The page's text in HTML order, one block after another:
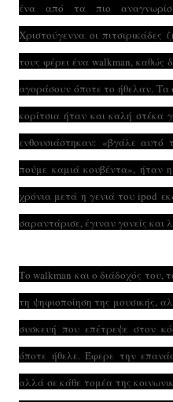
ένα από τα πιο
Χριστούγεννα οι
τους φέρει ένα walkman, καθώς
αγοράσουν όποτε το ήθελαν. Τα
κορίτσια ήταν και καλή στέκα
ενθουσιάστηκαν: «βγάλε
πούμε καμιά κουβέντα», ήταν
χρόνια μετά η γενιά του ipod
σαραντάρισε, έγιναν γονείς και
Το walkman και ο διάδοχός του,
τη ψηφιοποίηση της μουσικής,
συσκευή που επέτρεψε στον
όποτε ήθελε. Έφερε την
αλλά σε κάθε τομέα της